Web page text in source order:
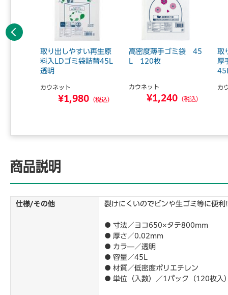
取り出しやすい再生原
料入LDゴミ袋詰替45L
透明
カウネット
¥1,980 （税込）
高密度薄手ゴミ袋 45
L 120枚
カウネット
¥1,240 （税込）
取
厚
カ
前へ
商品説明
仕様/その他 裂けにくいのでビンや生ゴミ等に便
● 寸法／ヨコ650×タテ800mm
● 厚さ／0.02mm
● カラ―／透明
● 容量／45L
● 材質／低密度ポリエチレン
● 単位（入数）／1パック（120枚